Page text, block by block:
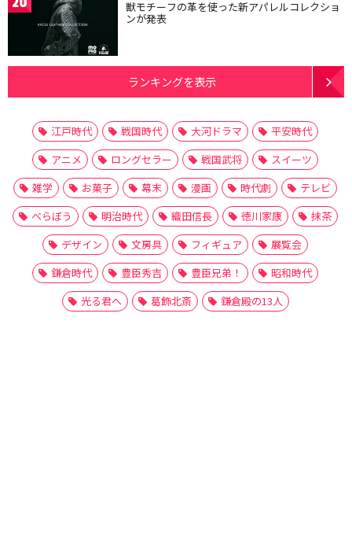
獣モチーフの革を使った新アパレルコレクショ
ンが発表
ランキングを表示
江戸時代 戦国時代 大河ドラマ
平安時代
アニメ
ロングセラー 戦国武将
スイーツ
雑学
お菓子 幕末 漫画 時代劇
テレビ
べらぼう
明治時代 織田信長 徳川家康
抹茶
デザイン
文房具 フィギュア
展覧会
鎌倉時代
豊臣秀吉 豊臣兄弟！
昭和時代
光る君へ
葛飾北斎 鎌倉殿の13人